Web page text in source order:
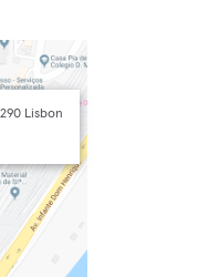
Lisbon